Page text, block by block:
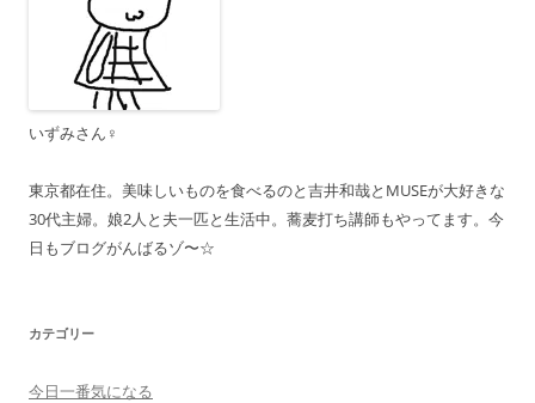
いずみさん♀
東京都在住。美味しいものを食べるのと吉井和哉とMUSEが大好きな
30代主婦。娘2人と夫一匹と生活中。蕎麦打ち講師もやってます。今
日もブログがんばるゾ〜☆
カテゴリー
今日一番気になる